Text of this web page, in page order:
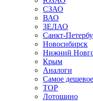
СЗАО
ВАО
ЗЕЛАО
Санкт-
Новосибирск
Нижний
Крым
Аналоги
Самое дешевое
TOP
Лотошино